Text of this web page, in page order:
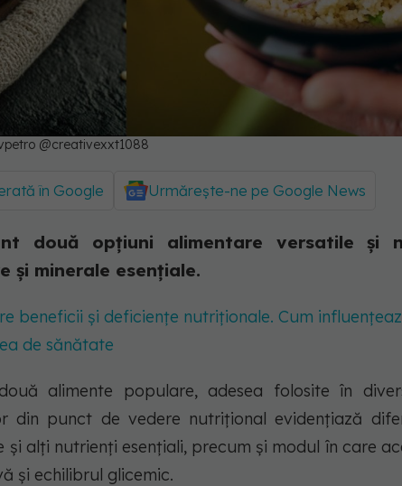
@creativexxt1088
în Google Urmărește-ne pe Google News
două opțiuni alimentare versatile și
și minerale esențiale.
beneficii și deficiențe nutriționale. Cum
de sănătate
alimente populare, adesea folosite în
din punct de vedere nutrițional evidențiază
alți nutrienți esențiali, precum și modul în care
și echilibrul glicemic.